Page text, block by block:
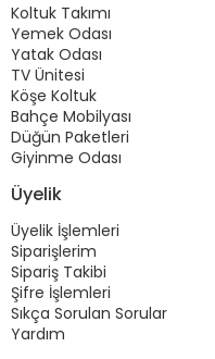
Koltuk Takımı
Yemek Odası
Yatak Odası
TV Ünitesi
Köşe Koltuk
Bahçe Mobilyası
Düğün Paketleri
Giyinme Odası
Üyelik
Üyelik İşlemleri
Siparişlerim
Sipariş Takibi
Şifre İşlemleri
Sıkça Sorulan Sorular
Yardım